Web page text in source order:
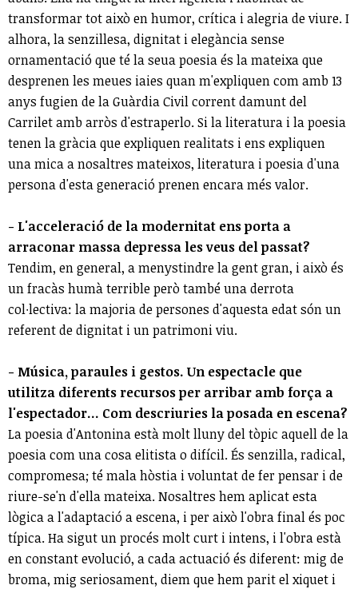
transformar tot això en humor, crítica i alegria de viure. I
alhora, la senzillesa, dignitat i elegància sense
ornamentació que té la seua poesia és la mateixa que
desprenen les meues iaies quan m'expliquen com amb 13
anys fugien de la Guàrdia Civil corrent damunt del
Carrilet amb arròs d'estraperlo. Si la literatura i la poesia
tenen la gràcia que expliquen realitats i ens expliquen
una mica a nosaltres mateixos, literatura i poesia d'una
persona d'esta generació prenen encara més valor.
- L'acceleració de la modernitat ens porta a
arraconar massa depressa les veus del passat?
Tendim, en general, a menystindre la gent gran, i això és
un fracàs humà terrible però també una derrota
col∙lectiva: la majoria de persones d'aquesta edat són un
referent de dignitat i un patrimoni viu.
- Música, paraules i gestos. Un espectacle que
utilitza diferents recursos per arribar amb força a
l'espectador... Com descriuries la posada en escena?
La poesia d'Antonina està molt lluny del tòpic aquell de la
poesia com una cosa elitista o difícil. És senzilla, radical,
compromesa; té mala hòstia i voluntat de fer pensar i de
riure-se'n d'ella mateixa. Nosaltres hem aplicat esta
lògica a l'adaptació a escena, i per això l'obra final és poc
típica. Ha sigut un procés molt curt i intens, i l'obra està
en constant evolució, a cada actuació és diferent: mig de
broma, mig seriosament, diem que hem parit el xiquet i